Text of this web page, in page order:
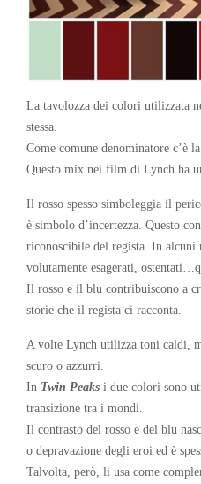
La tavolozza dei colori utilizzata
stessa.
Come comune denominatore c’è
Questo mix nei film di Lynch ha
Il rosso spesso simboleggia il
è simbolo d’incertezza. Questo
riconoscibile del regista. In alcuni
volutamente esagerati,
Il rosso e il blu contribuiscono a
storie che il regista ci racconta.
A volte Lynch utilizza toni caldi,
scuro o azzurri.
In Twin Peaks i due colori sono
transizione tra i mondi.
Il contrasto del rosso e del blu
o depravazione degli eroi ed è
Talvolta, però, li usa come